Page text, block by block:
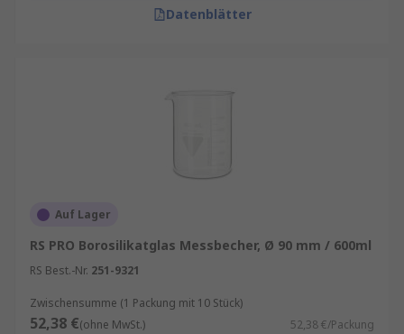
Datenblätter
Auf Lager
RS PRO Borosilikatglas Messbecher, Ø 90 mm / 600ml
RS Best.-Nr. 251-9321
Zwischensumme (1 Packung mit 10 Stück)
52,38 €(ohne MwSt.) 52,38 €/Packung